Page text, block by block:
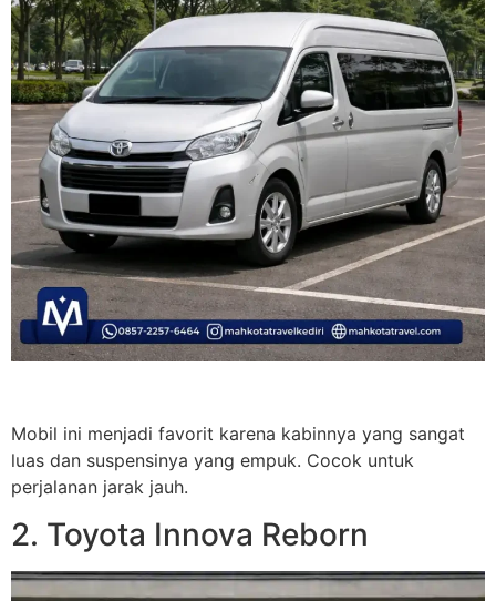
Mobil ini menjadi favorit karena kabinnya yang sangat
luas dan suspensinya yang empuk. Cocok untuk
perjalanan jarak jauh.
2. Toyota Innova Reborn